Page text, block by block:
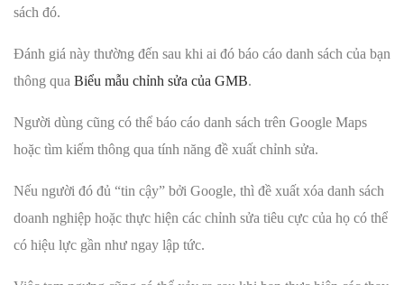
sách đó.
Đánh giá này thường đến sau khi ai đó báo cáo danh sách của bạn
thông qua Biểu mẫu chỉnh sửa của GMB.
Người dùng cũng có thể báo cáo danh sách trên Google Maps
hoặc tìm kiếm thông qua tính năng đề xuất chỉnh sửa.
Nếu người đó đủ “tin cậy” bởi Google, thì đề xuất xóa danh sách
doanh nghiệp hoặc thực hiện các chỉnh sửa tiêu cực của họ có thể
có hiệu lực gần như ngay lập tức.